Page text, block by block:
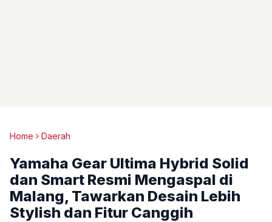
Home Daerah
Yamaha Gear Ultima Hybrid Solid
dan Smart Resmi Mengaspal di
Malang, Tawarkan Desain Lebih
Stylish dan Fitur Canggih